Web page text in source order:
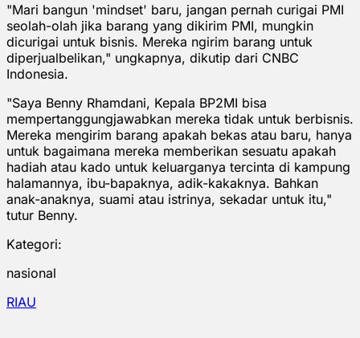
"Mari bangun 'mindset' baru, jangan pernah curigai PMI
seolah-olah jika barang yang dikirim PMI, mungkin
dicurigai untuk bisnis. Mereka ngirim barang untuk
diperjualbelikan," ungkapnya, dikutip dari CNBC
Indonesia.
"Saya Benny Rhamdani, Kepala BP2MI bisa
mempertanggungjawabkan mereka tidak untuk berbisnis.
Mereka mengirim barang apakah bekas atau baru, hanya
untuk bagaimana mereka memberikan sesuatu apakah
hadiah atau kado untuk keluarganya tercinta di kampung
halamannya, ibu-bapaknya, adik-kakaknya. Bahkan
anak-anaknya, suami atau istrinya, sekadar untuk itu,"
tutur Benny.
Kategori:
nasional
RIAU